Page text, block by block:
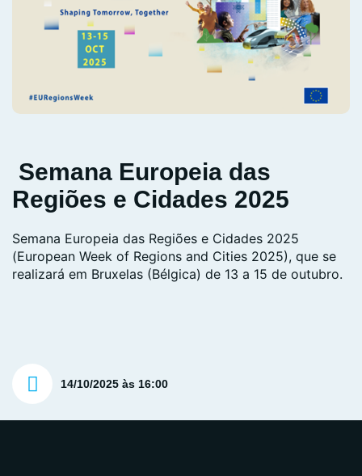
Semana Europeia das
Regiões e Cidades 2025
Semana Europeia das Regiões e Cidades 2025
(European Week of Regions and Cities 2025), que se
realizará em Bruxelas (Bélgica) de 13 a 15 de outubro.
14/10/2025 às 16:00